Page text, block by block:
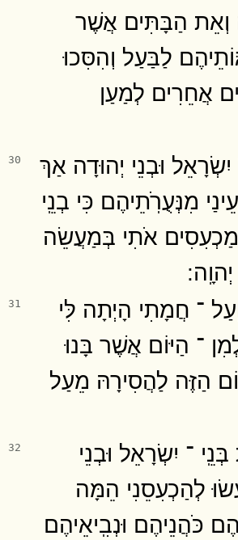
וְאֵת הַבָּתִּים אֲשֶׁר
לַבַּעַל וְהִסִּכוּ
אֲחֵרִים לְמַעַן
30
יִשְׂרָאֵל וּבְנֵי יְהוּדָה אַךְ
מִנְּעֻרֹֽתֵיהֶם כִּי בְנֵֽי
אֹתִי בְּמַעֲשֵׂה
׃
31
־ חֲמָתִי הָיְתָה לִּי
־ הַיּוֹם אֲשֶׁר בָּנוּ
הַזֶּה לַהֲסִירָהּ מֵעַל
32
־ יִשְׂרָאֵל וּבְנֵי
לְהַכְעִסֵנִי הֵמָּה
כֹּהֲנֵיהֶם וּנְבִֽיאֵיהֶם